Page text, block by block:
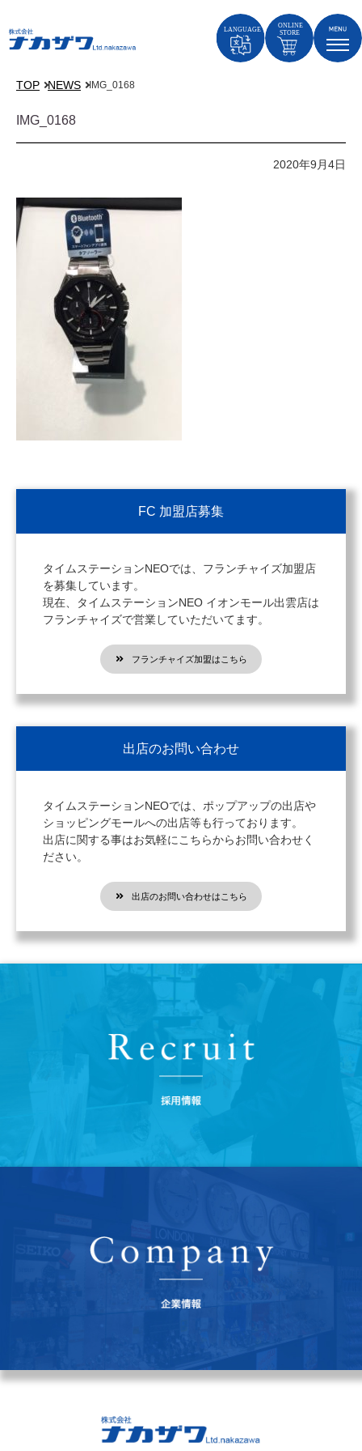
TOP NEWS IMG_0168
IMG_0168
2020年9月4日
FC 加盟店募集
タイムステーションNEOでは、フランチャイズ加盟店
を募集しています。
現在、タイムステーションNEO イオンモール出雲店は
フランチャイズで営業していただいてます。
フランチャイズ加盟はこちら
出店のお問い合わせ
タイムステーションNEOでは、ポップアップの出店や
ショッピングモールへの出店等も行っております。
出店に関する事はお気軽にこちらからお問い合わせく
ださい。
出店のお問い合わせはこちら